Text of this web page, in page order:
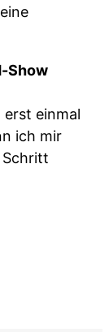
Show
erst einmal
ich mir
Schritt